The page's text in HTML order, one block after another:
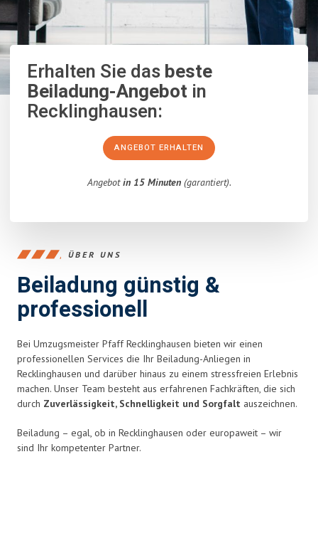
Erhalten Sie dasbeste
Beiladung-Angebot in
Recklinghausen:
ANGEBOT ERHALTEN
Angebotin 15 Minuten(garantiert).
ÜBER UNS
Beiladung günstig &
professionell
Bei Umzugsmeister Pfaff Recklinghausen bieten wir einen
professionellen Services die Ihr Beiladung-Anliegen in
Recklinghausen und darüber hinaus zu einem stressfreien Erlebnis
machen. Unser Team besteht aus erfahrenen Fachkräften, die sich
durch Zuverlässigkeit, Schnelligkeit und Sorgfalt auszeichnen.
Beiladung – egal, ob in Recklinghausen oder europaweit – wir
sind Ihr kompetenter Partner.